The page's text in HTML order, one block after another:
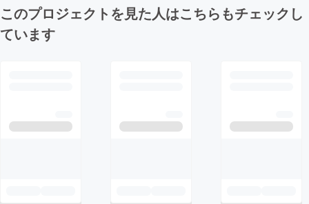
このプロジェクトを見た人はこちらもチェックし
ています